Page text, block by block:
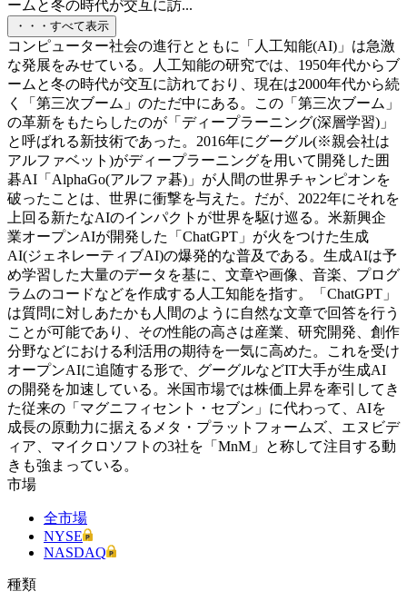
ームと冬の時代が交互に訪...
・・・すべて表示
コンピューター社会の進行とともに「人工知能(AI)」は急激
な発展をみせている。人工知能の研究では、1950年代からブ
ームと冬の時代が交互に訪れており、現在は2000年代から続
く「第三次ブーム」のただ中にある。この「第三次ブーム」
の革新をもたらしたのが「ディープラーニング(深層学習)」
と呼ばれる新技術であった。2016年にグーグル(※親会社は
アルファベット)がディープラーニングを用いて開発した囲
碁AI「AlphaGo(アルファ碁)」が人間の世界チャンピオンを
破ったことは、世界に衝撃を与えた。だが、2022年にそれを
上回る新たなAIのインパクトが世界を駆け巡る。米新興企
業オープンAIが開発した「ChatGPT」が火をつけた生成
AI(ジェネレーティブAI)の爆発的な普及である。生成AIは予
め学習した大量のデータを基に、文章や画像、音楽、プログ
ラムのコードなどを作成する人工知能を指す。「ChatGPT」
は質問に対しあたかも人間のように自然な文章で回答を行う
ことが可能であり、その性能の高さは産業、研究開発、創作
分野などにおける利活用の期待を一気に高めた。これを受け
オープンAIに追随する形で、グーグルなどIT大手が生成AI
の開発を加速している。米国市場では株価上昇を牽引してき
た従来の「マグニフィセント・セブン」に代わって、AIを
成長の原動力に据えるメタ・プラットフォームズ、エヌビデ
ィア、マイクロソフトの3社を「MnM」と称して注目する動
きも強まっている。
市場
全市場
NYSE
NASDAQ
種類